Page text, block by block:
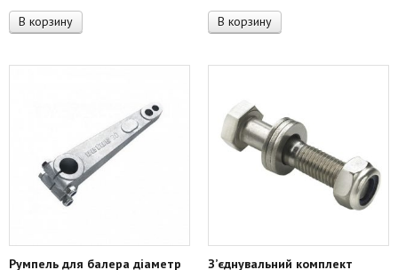
В корзину В корзину
Румпель для балера діаметр
З’єднувальний комплект